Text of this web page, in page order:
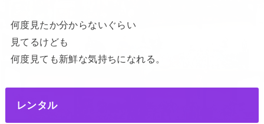
何度見たか分からないぐらい
見てるけども
何度見ても新鮮な気持ちになれる。
レンタル